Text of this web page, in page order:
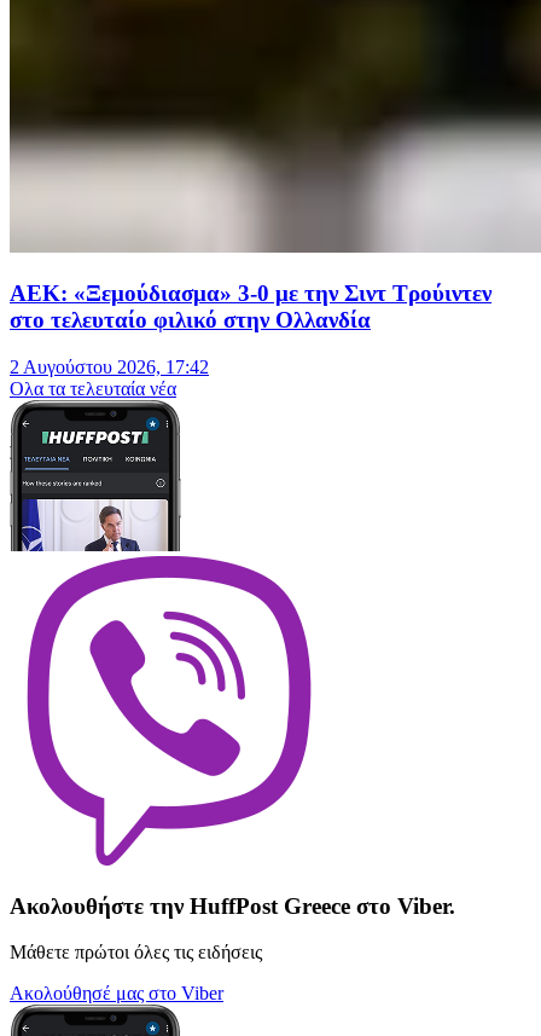
ΑΕΚ: «Ξεμούδιασμα» 3-0 με την Σιντ Τρούιντεν
στο τελευταίο φιλικό στην Ολλανδία
2 Αυγούστου 2026, 17:42
Oλα τα τελευταία νέα
Ακολουθήστε την HuffPost Greece στο Viber.
Μάθετε πρώτοι όλες τις ειδήσεις
Ακολούθησέ μας στο Viber